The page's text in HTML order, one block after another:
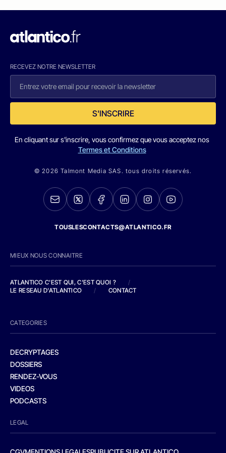
RECEVEZ NOTRE NEWSLETTER
S'INSCRIRE
En cliquant sur s'inscrire, vous confirmez que vous acceptez nos
Termes et Conditions
© 2026 Talmont Media SAS. tous droits réservés.
TOUSLESCONTACTS@ATLANTICO.FR
MIEUX NOUS CONNAITRE
ATLANTICO C'EST QUI, C'EST QUOI ?
/
LE RESEAU D'ATLANTICO
/ CONTACT
CATEGORIES
DECRYPTAGES
DOSSIERS
RENDEZ-VOUS
VIDEOS
PODCASTS
LEGAL